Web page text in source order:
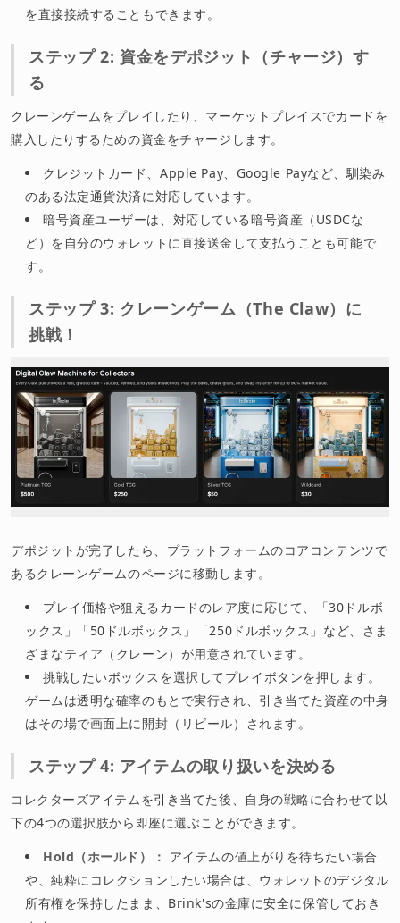
を直接接続することもできます。
ステップ 2: 資金をデポジット（チャージ）す
る
クレーンゲームをプレイしたり、マーケットプレイスでカードを
購入したりするための資金をチャージします。
クレジットカード、Apple Pay、Google Payなど、馴染み
のある法定通貨決済に対応しています。
暗号資産ユーザーは、対応している暗号資産（USDCな
ど）を自分のウォレットに直接送金して支払うことも可能で
す。
ステップ 3: クレーンゲーム（The Claw）に
挑戦！
デポジットが完了したら、プラットフォームのコアコンテンツで
あるクレーンゲームのページに移動します。
プレイ価格や狙えるカードのレア度に応じて、「30ドルボ
ックス」「50ドルボックス」「250ドルボックス」など、さま
ざまなティア（クレーン）が用意されています。
挑戦したいボックスを選択してプレイボタンを押します。
ゲームは透明な確率のもとで実行され、引き当てた資産の中身
はその場で画面上に開封（リビール）されます。
ステップ 4: アイテムの取り扱いを決める
コレクターズアイテムを引き当てた後、自身の戦略に合わせて以
下の4つの選択肢から即座に選ぶことができます。
Hold（ホールド）： アイテムの値上がりを待ちたい場合
や、純粋にコレクションしたい場合は、ウォレットのデジタル
所有権を保持したまま、Brink'sの金庫に安全に保管しておき